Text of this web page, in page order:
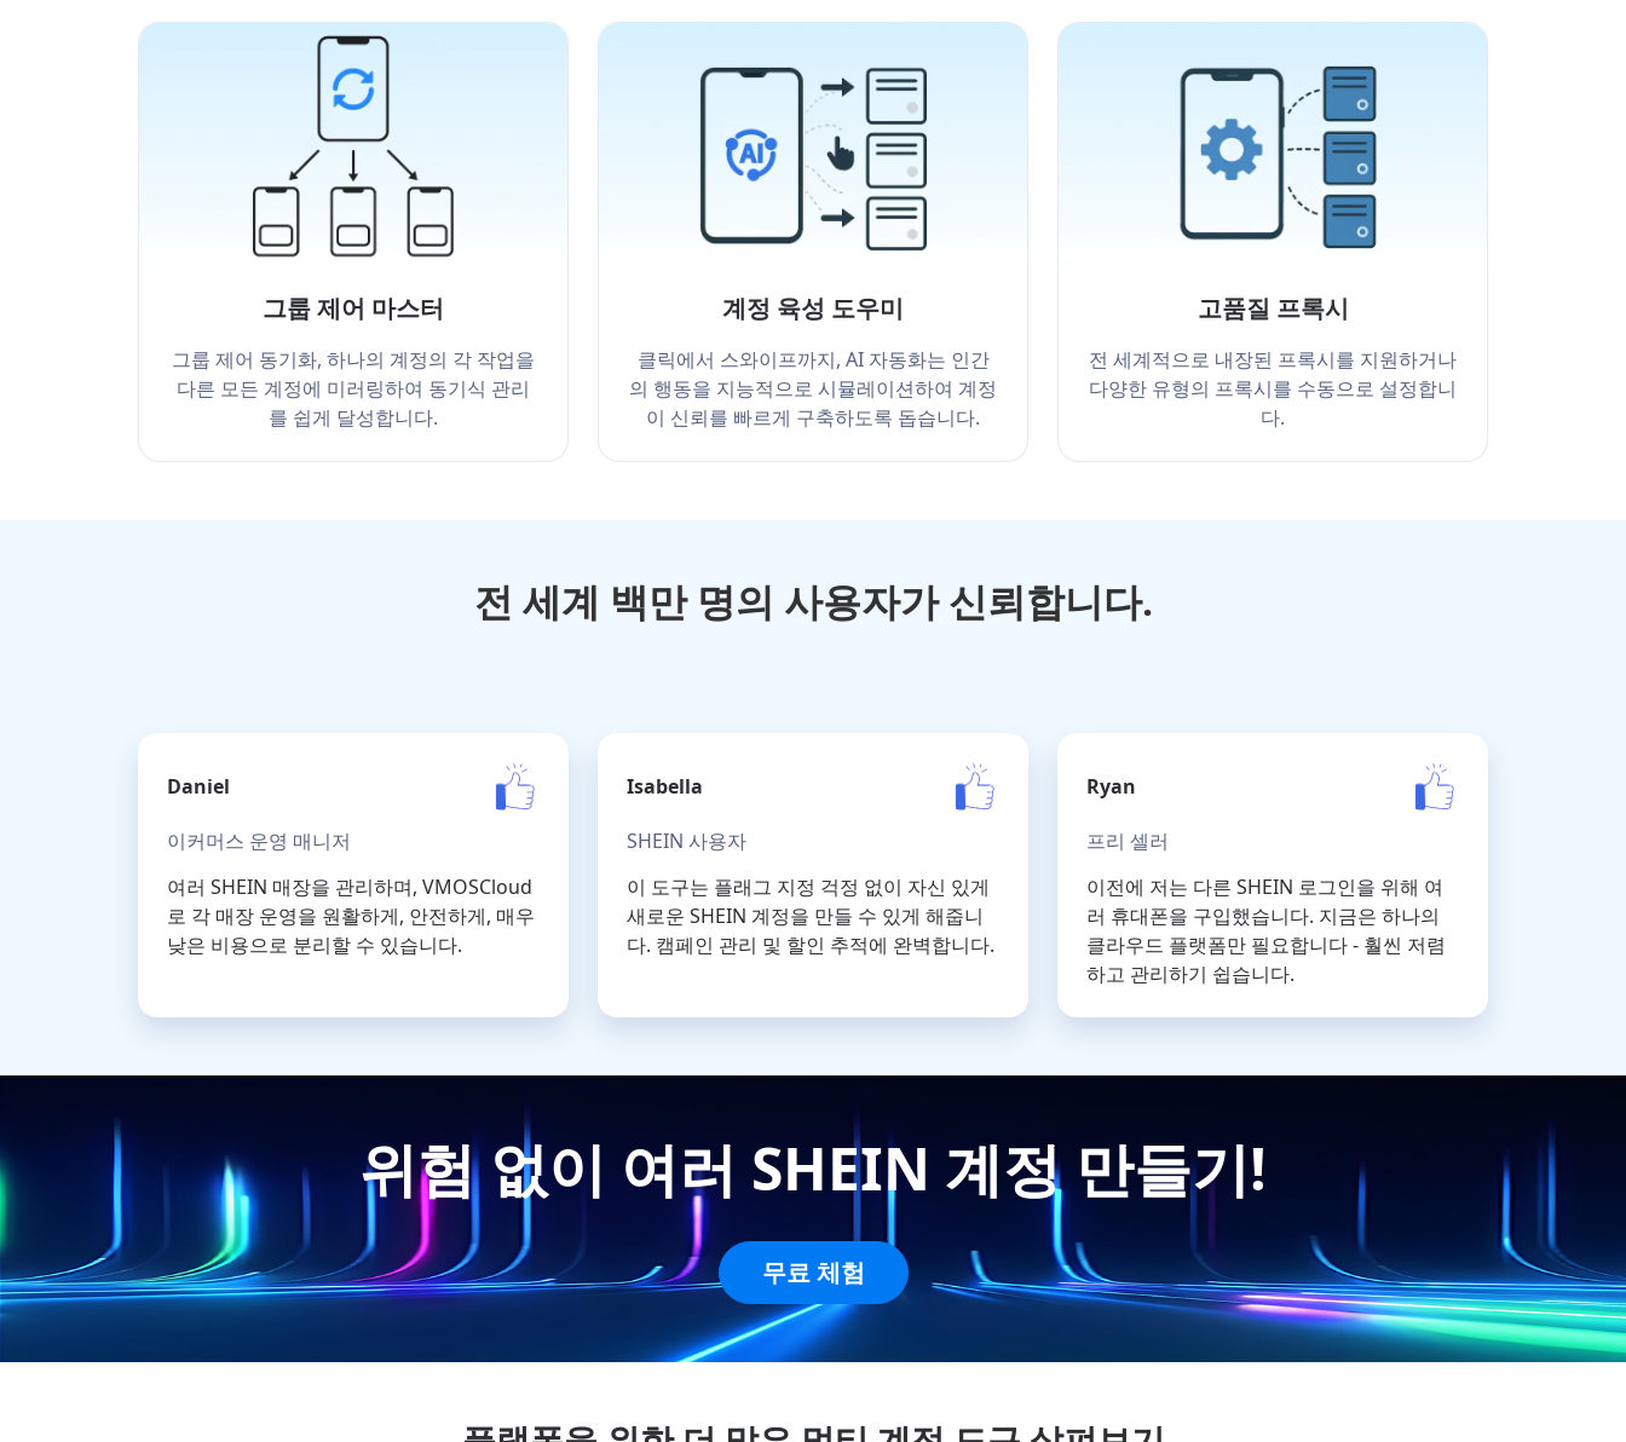
그룹 제어 마스터
그룹 제어 동기화, 하나의 계정의 각 작업을
다른 모든 계정에 미러링하여 동기식 관리
를 쉽게 달성합니다.
계정 육성 도우미
클릭에서 스와이프까지, AI 자동화는 인간
의 행동을 지능적으로 시뮬레이션하여 계정
이 신뢰를 빠르게 구축하도록 돕습니다.
고품질 프록시
전 세계적으로 내장된 프록시를 지원하거나
다양한 유형의 프록시를 수동으로 설정합니
다.
전 세계 백만 명의 사용자가 신뢰합니다.
Daniel
이커머스 운영 매니저
여러 SHEIN 매장을 관리하며, VMOSCloud
로 각 매장 운영을 원활하게, 안전하게, 매우
낮은 비용으로 분리할 수 있습니다.
Isabella
SHEIN 사용자
이 도구는 플래그 지정 걱정 없이 자신 있게
새로운 SHEIN 계정을 만들 수 있게 해줍니
다. 캠페인 관리 및 할인 추적에 완벽합니다.
Ryan
프리 셀러
이전에 저는 다른 SHEIN 로그인을 위해 여
러 휴대폰을 구입했습니다. 지금은 하나의
클라우드 플랫폼만 필요합니다 - 훨씬 저렴
하고 관리하기 쉽습니다.
위험 없이 여러 SHEIN 계정 만들기!
무료 체험